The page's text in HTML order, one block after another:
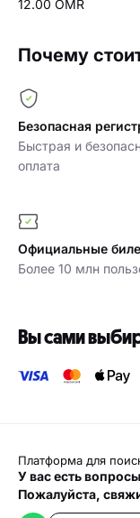
12.00 OMR
Почему
Безопасная
Быстрая и
оплата
Официальные
Более 10 млн
Вы сами
Платформа для
У вас есть
Пожалуйста,